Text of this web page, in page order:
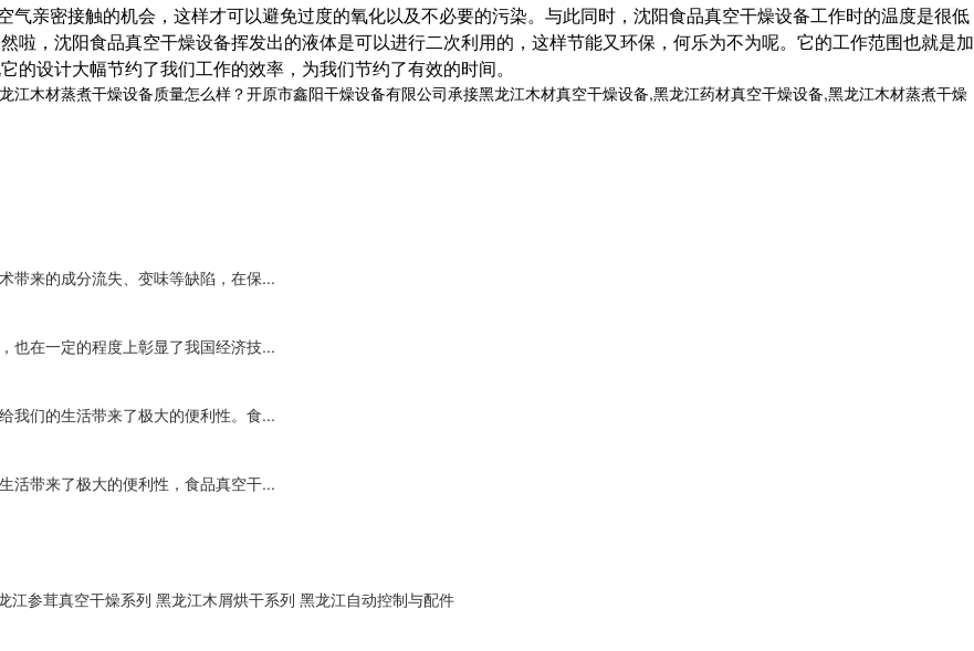
气亲密接触的机会，这样才可以避免过度的氧化以及不必要的污染。与此同时，沈阳食品真空干燥设备工作时的温度是很低
啦，沈阳食品真空干燥设备挥发出的液体是可以进行二次利用的，这样节能又环保，何乐为不为呢。它的工作范围也就是加
设计大幅节约了我们工作的效率，为我们节约了有效的时间。
木材蒸煮干燥设备质量怎么样？开原市鑫阳干燥设备有限公司承接黑龙江木材真空干燥设备,黑龙江药材真空干燥设备,黑龙江木材蒸煮干燥
带来的成分流失、变味等缺陷，在保...
也在一定的程度上彰显了我国经济技...
我们的生活带来了极大的便利性。食...
活带来了极大的便利性，食品真空干...
江参茸真空干燥系列 黑龙江木屑烘干系列 黑龙江自动控制与配件